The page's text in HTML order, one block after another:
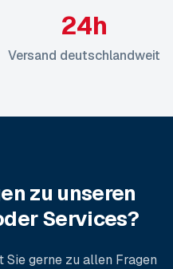
24h
Versand deutschlandweit
zu unseren
Services?
Sie gerne zu allen Fragen